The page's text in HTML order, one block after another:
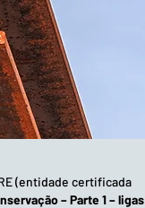
(entidade certificada
– Parte 1 – ligas